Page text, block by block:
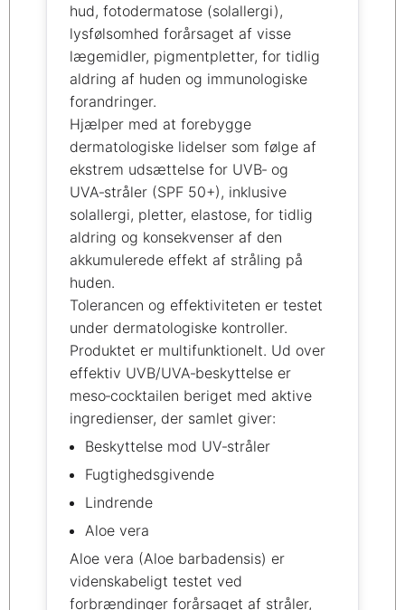
hud, fotodermatose (solallergi),
lysfølsomhed forårsaget af visse
lægemidler, pigmentpletter, for tidlig
aldring af huden og immunologiske
forandringer.
Hjælper med at forebygge
dermatologiske lidelser som følge af
ekstrem udsættelse for UVB‑ og
UVA‑stråler (SPF 50+), inklusive
solallergi, pletter, elastose, for tidlig
aldring og konsekvenser af den
akkumulerede effekt af stråling på
huden.
Tolerancen og effektiviteten er testet
under dermatologiske kontroller.
Produktet er multifunktionelt. Ud over
effektiv UVB/UVA‑beskyttelse er
meso‑cocktailen beriget med aktive
ingredienser, der samlet giver:
Beskyttelse mod UV‑stråler
Fugtighedsgivende
Lindrende
Aloe vera
Aloe vera (Aloe barbadensis) er
videnskabeligt testet ved
forbrændinger forårsaget af stråler,